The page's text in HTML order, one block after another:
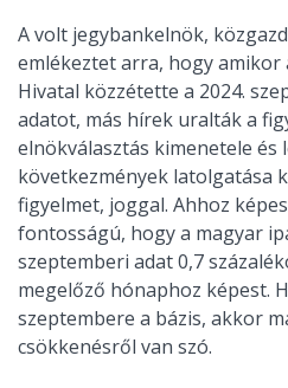
A volt jegybankelnök,
emlékeztet arra, hogy amikor
Hivatal közzétette a 2024.
adatot, más hírek uralták a
elnökválasztás kimenetele
következmények latolgatása
figyelmet, joggal. Ahhoz
fontosságú, hogy a magyar
szeptemberi adat 0,7
megelőző hónaphoz képest.
szeptembere a bázis, akkor
csökkenésről van szó.